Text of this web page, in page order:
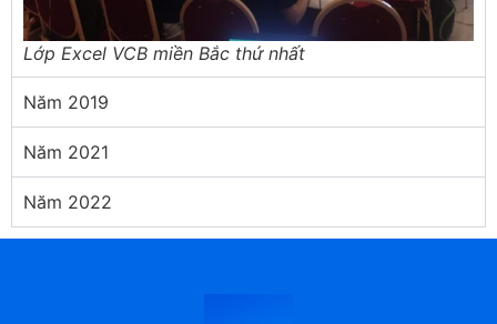
Lớp Excel VCB miền Bắc thứ nhất
Năm 2019
Năm 2021
Năm 2022